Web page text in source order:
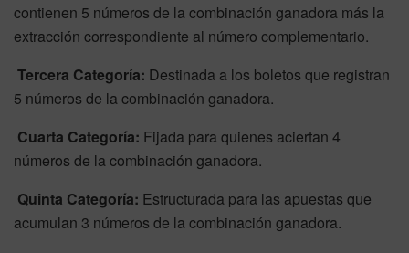
contienen 5 números de la combinación ganadora más la
extracción correspondiente al número complementario.
Tercera Categoría: Destinada a los boletos que registran
5 números de la combinación ganadora.
Cuarta Categoría: Fijada para quienes aciertan 4
números de la combinación ganadora.
Quinta Categoría: Estructurada para las apuestas que
acumulan 3 números de la combinación ganadora.